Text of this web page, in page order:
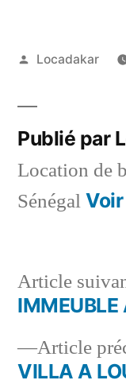
Publié
Locadakar
Publié par
Location de
Sénégal
deArticle
VILLA A
Article
IMMEUBLE